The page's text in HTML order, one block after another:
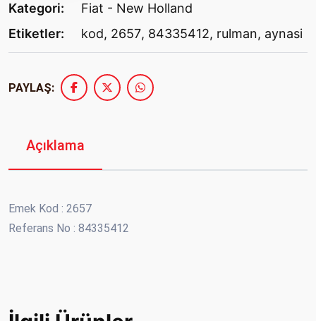
Kategori:
Fiat - New Holland
Etiketler:
kod, 2657, 84335412, rulman, aynasi
PAYLAŞ:
Açıklama
Emek Kod : 2657
Referans No : 84335412